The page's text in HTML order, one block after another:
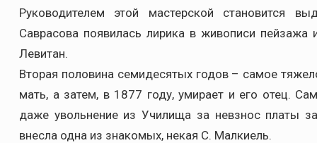
Руководителем этой мастерской становится
Саврасова появилась лирика в живописи
Левитан.
Вторая половина семидесятых годов – самое
мать, а затем, в 1877 году, умирает и его отец.
даже увольнение из Училища за невзнос платы
внесла одна из знакомых, некая С. Малкиель.